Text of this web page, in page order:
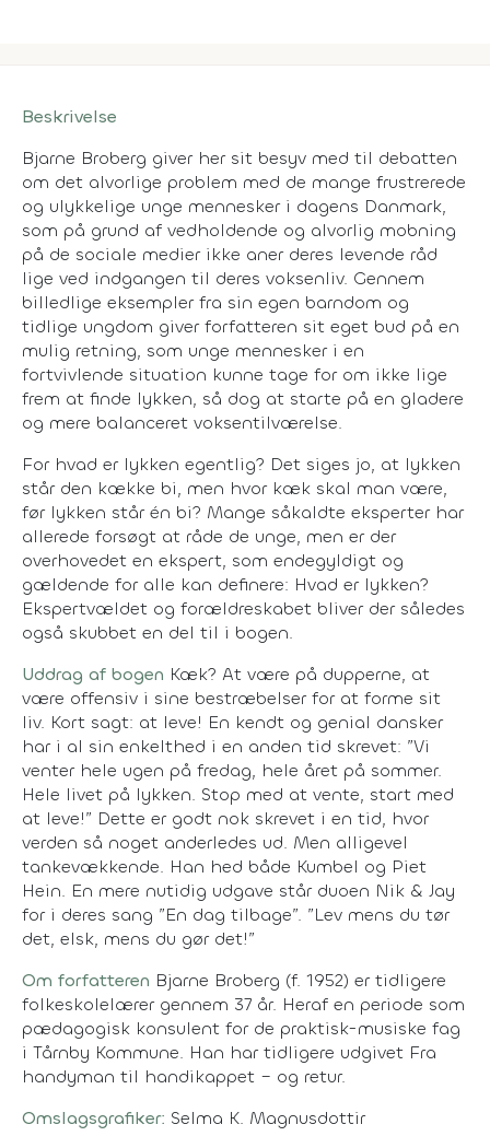
Beskrivelse
Bjarne Broberg giver her sit besyv med til debatten
om det alvorlige problem med de mange frustrerede
og ulykkelige unge mennesker i dagens Danmark,
som på grund af vedholdende og alvorlig mobning
på de sociale medier ikke aner deres levende råd
lige ved indgangen til deres voksenliv. Gennem
billedlige eksempler fra sin egen barndom og
tidlige ungdom giver forfatteren sit eget bud på en
mulig retning, som unge mennesker i en
fortvivlende situation kunne tage for om ikke lige
frem at finde lykken, så dog at starte på en gladere
og mere balanceret voksentilværelse.
For hvad er lykken egentlig? Det siges jo, at lykken
står den kække bi, men hvor kæk skal man være,
før lykken står én bi? Mange såkaldte eksperter har
allerede forsøgt at råde de unge, men er der
overhovedet en ekspert, som endegyldigt og
gældende for alle kan definere: Hvad er lykken?
Ekspertvældet og forældreskabet bliver der således
også skubbet en del til i bogen.
Uddrag af bogen Kæk? At være på dupperne, at
være offensiv i sine bestræbelser for at forme sit
liv. Kort sagt: at leve! En kendt og genial dansker
har i al sin enkelthed i en anden tid skrevet: ”Vi
venter hele ugen på fredag, hele året på sommer.
Hele livet på lykken. Stop med at vente, start med
at leve!” Dette er godt nok skrevet i en tid, hvor
verden så noget anderledes ud. Men alligevel
tankevækkende. Han hed både Kumbel og Piet
Hein. En mere nutidig udgave står duoen Nik & Jay
for i deres sang ”En dag tilbage”. ”Lev mens du tør
det, elsk, mens du gør det!”
Om forfatteren Bjarne Broberg (f. 1952) er tidligere
folkeskolelærer gennem 37 år. Heraf en periode som
pædagogisk konsulent for de praktisk-musiske fag
i Tårnby Kommune. Han har tidligere udgivet Fra
handyman til handikappet – og retur.
Omslagsgrafiker: Selma K. Magnusdottir